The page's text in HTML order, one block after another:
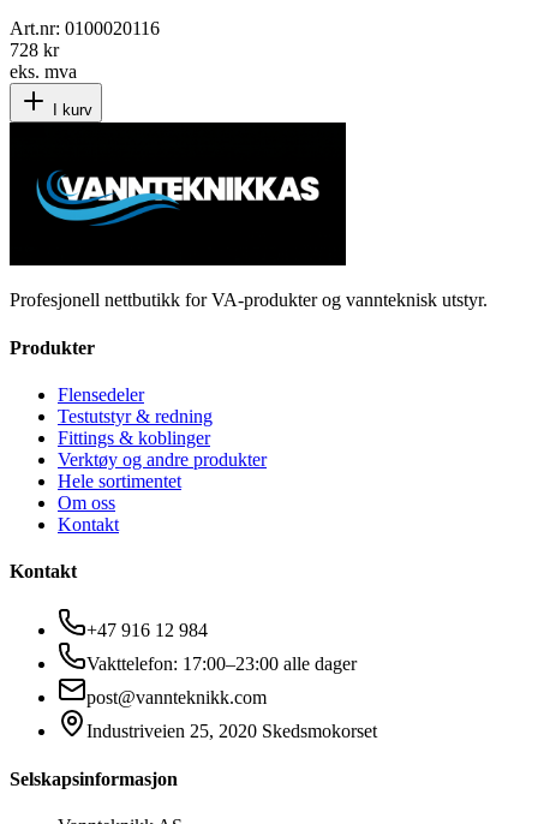
Art.nr: 0100020116
728 kr
eks. mva
I kurv
Profesjonell nettbutikk for VA-produkter og vannteknisk utstyr.
Produkter
Flensedeler
Testutstyr & redning
Fittings & koblinger
Verktøy og andre produkter
Hele sortimentet
Om oss
Kontakt
Kontakt
+47 916 12 984
Vakttelefon: 17:00–23:00 alle dager
post@vannteknikk.com
Industriveien 25, 2020 Skedsmokorset
Selskapsinformasjon